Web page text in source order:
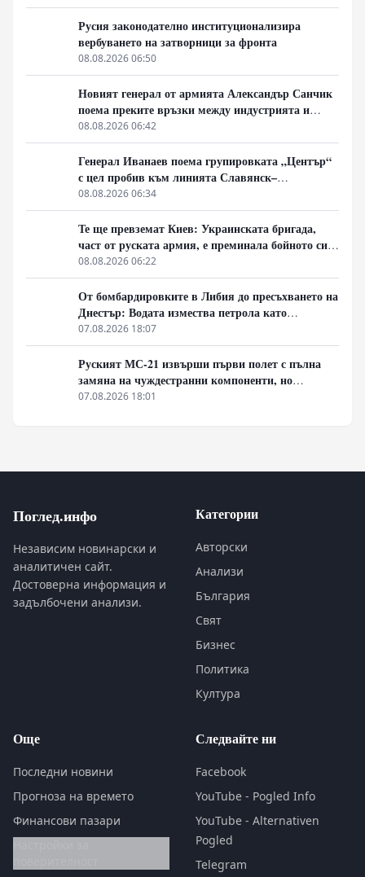
Русия законодателно институционализира
вербуването на затворници за фронта
08.08.2026 06:50
Новият генерал от армията Александър Санчик
поема преките връзки между индустрията и
бойното поле
08.08.2026 06:42
Генерал Иванаев поема групировката „Център“
с цел пробив към линията Славянск–
Краматорск. Илон Мъск отказа на Киев
активиране на Starlink над руска територия за
атаки с дронове
08.08.2026 06:34
Те ще превземат Киев: Украинската бригада,
част от руската армия, е преминала бойното си
кръщение. Какво е тяхното предимство?
08.08.2026 06:22
От бомбардировките в Либия до пресъхването на
Днестър: Водата измества петрола като
геополитическо оръжие
07.08.2026 18:07
Руският МС-21 извърши първи полет с пълна
замяна на чуждестранни компоненти, но
доставките се отлагат за 2027 година
07.08.2026 18:01
Поглед.инфо
Независим новинарски и
аналитичен сайт.
Достоверна информация и
задълбочени анализи.
Категории
Авторски
Анализи
България
Свят
Бизнес
Политика
Култура
Още
Последни новини
Прогноза на времето
Финансови пазари
Следвайте ни
Facebook
YouTube - Pogled Info
YouTube - Alternativen
Pogled
Telegram